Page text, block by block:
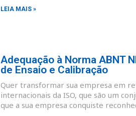
LEIA MAIS »
Adequação à Norma ABNT
de Ensaio e Calibração
Quer transformar sua empresa em
internacionais da ISO, que são um
que a sua empresa conquiste